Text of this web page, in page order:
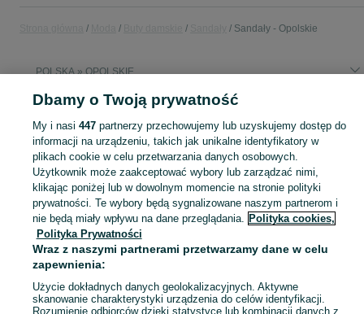
Sandały - Opolskie
POLSKA » OPOLSKIE
Szeroki wybór sandałów damskich Opolskie ▶️ Różne marki i rozmiary ✅ Nowe i używane w atrakcyjnych cenach ✌ Sprawdź oferty i kupuj tanio na OLX.pl!
Mapa kategorii
Mapa miejscowości
Mapa ministron
Popularne wyszukiwania
Dbamy o Twoją prywatność
My i nasi 447partnerzy przechowujemy lub uzyskujemy dostęp do
informacji na urządzeniu, takich jak unikalne identyfikatory w
plikach cookie w celu przetwarzania danych osobowych.
Użytkownik może zaakceptować wybory lub zarządzać nimi,
klikając poniżej lub w dowolnym momencie na stronie polityki
prywatności. Te wybory będą sygnalizowane naszym partnerom i
nie będą miały wpływu na dane przeglądania. Polityka cookies,
Polityka Prywatności
Wraz z naszymi partnerami przetwarzamy dane w celu
zapewnienia:
Użycie dokładnych danych geolokalizacyjnych. Aktywne
skanowanie charakterystyki urządzenia do celów identyfikacji.
Rozumienie odbiorców dzięki statystyce lub kombinacji danych z